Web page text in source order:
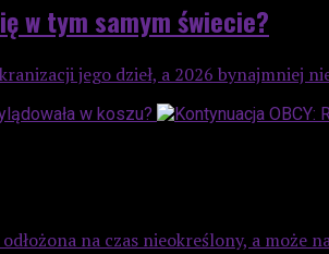
w tym samym świecie?
jego dzieł, a 2026 bynajmniej
na czas nieokreślony, a może